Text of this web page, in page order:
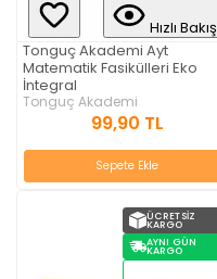
Hızlı Bakış
Tonguç Akademi Ayt
Matematik Fasikülleri Eko
İntegral
Tonguç Akademi
99,90 TL
Sepete Ekle
ÜCRETSIZ
KARGO
AYNI GÜN
KARGO